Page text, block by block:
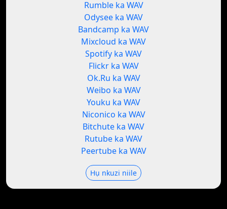
Rumble ka WAV
Odysee ka WAV
Bandcamp ka WAV
Mixcloud ka WAV
Spotify ka WAV
Flickr ka WAV
Ok.Ru ka WAV
Weibo ka WAV
Youku ka WAV
Niconico ka WAV
Bitchute ka WAV
Rutube ka WAV
Peertube ka WAV
Hụ nkuzi niile